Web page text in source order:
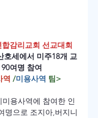
합감리교회 선교대회
호세에서 미주18개 교
0여명 참여
역 /미용사역 팀>
용사역에 참여한 인
명으로 조지아,버지니